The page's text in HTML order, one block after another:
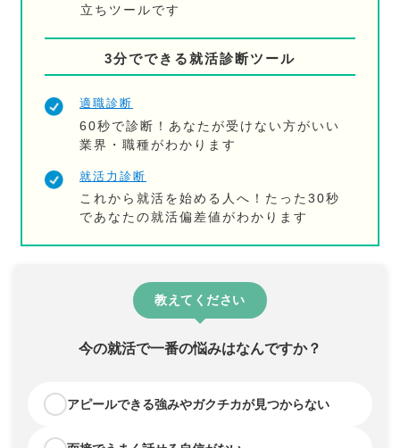
立ちツールです
3分でできる就活診断ツール
適職診断
60秒で診断！あなたが受けない方がいい
業界・職種がわかります
就活力診断
これから就活を始める人へ！たった30秒
であなたの就活偏差値がわかります